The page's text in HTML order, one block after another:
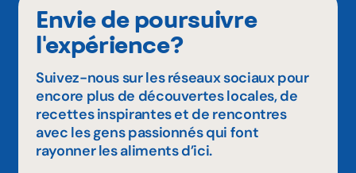
Envie de poursuivre
l'expérience?
Suivez-nous sur les réseaux sociaux pour
encore plus de découvertes locales, de
recettes inspirantes et de rencontres
avec les gens passionnés qui font
rayonner les aliments d’ici.